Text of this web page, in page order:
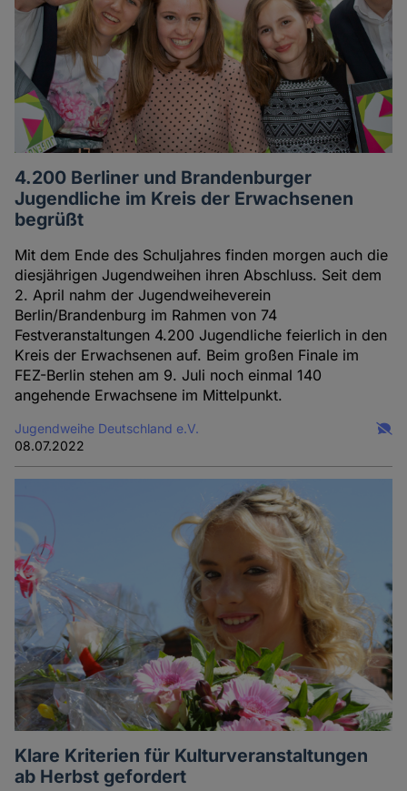
4.200 Berliner und Brandenburger
Jugendliche im Kreis der Erwachsenen
begrüßt
Mit dem Ende des Schuljahres finden morgen auch die
diesjährigen Jugendweihen ihren Abschluss. Seit dem
2. April nahm der Jugendweiheverein
Berlin/Brandenburg im Rahmen von 74
Festveranstaltungen 4.200 Jugendliche feierlich in den
Kreis der Erwachsenen auf. Beim großen Finale im
FEZ-Berlin stehen am 9. Juli noch einmal 140
angehende Erwachsene im Mittelpunkt.
Jugendweihe Deutschland e.V.
08.07.2022
Klare Kriterien für Kulturveranstaltungen
ab Herbst gefordert